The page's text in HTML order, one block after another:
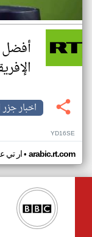
اخبار جزر
YD16SE
ار تي• arabic.rt.com